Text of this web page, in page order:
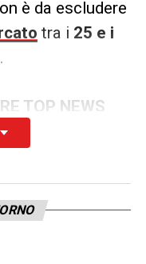
è da escludere
tra i 25 e i
TOP NEWS